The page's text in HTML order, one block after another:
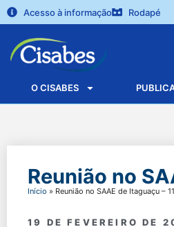
Acesso à informação Rodapé
O CISABES
Reunião no
Início » Reunião no SAAE de Itaguaçu –
19 DE FEVEREIRO DE